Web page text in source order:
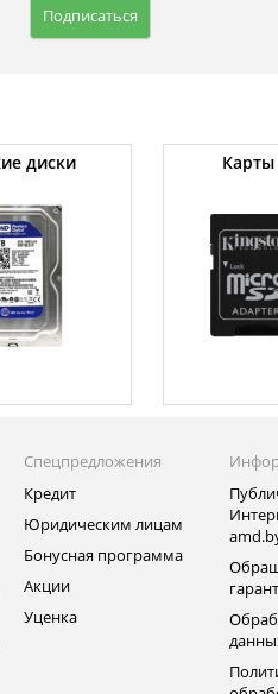
Подписаться
диски
Спецпредложения
Кредит
Юридическим лицам
Бонусная программа
Акции
Уценка